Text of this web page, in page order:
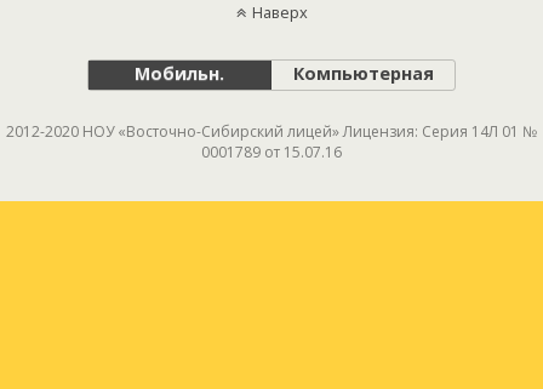
Наверх
Мобильн. Компьютерная
2012-2020 НОУ «Восточно-Сибирский лицей» Лицензия: Серия 14Л 01 №
0001789 от 15.07.16